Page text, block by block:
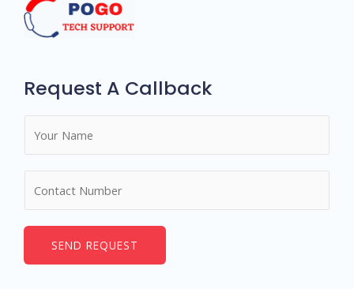
Request A Callback
*
e
SEND REQUEST